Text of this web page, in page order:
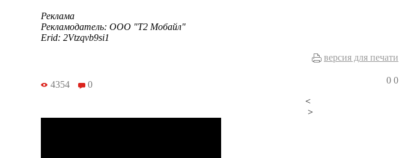
Реклама
Рекламодатель: ООО "Т2 Мобайл"
Erid: 2Vtzqvb9si1
версия для печати
4354 0 0 0
<
>